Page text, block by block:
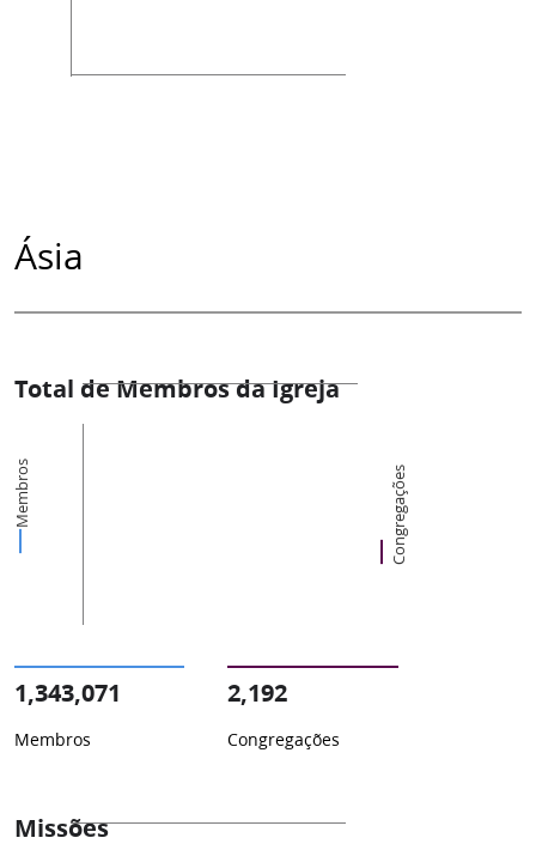
Ásia
Total de Membros da Igreja
Membros Congregações
1,343,071
Membros
2,192
Congregações
Missões